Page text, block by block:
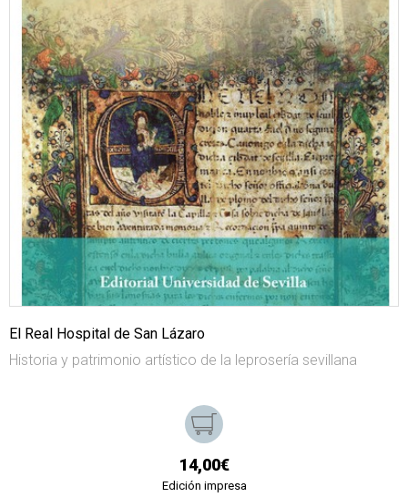
El Real Hospital de San Lázaro
Historia y patrimonio artístico de la leprosería sevillana
14,00€
Edición impresa